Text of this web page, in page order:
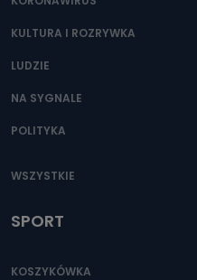
KULTURA I ROZRYWKA
LUDZIE
NA SYGNALE
POLITYKA
WSZYSTKIE
SPORT
KOSZYKÓWKA